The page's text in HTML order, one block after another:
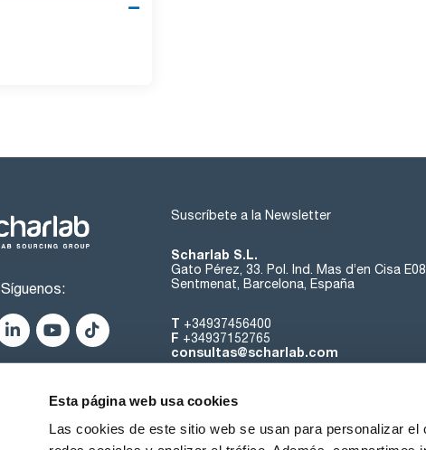
Esta página web usa cookies
Las cookies de este sitio web se usan para personalizar
Síguenos:
Suscríbete a la Newsletter
Scharlab S.L.
Gato Pérez, 33. Pol. Ind. Mas d’en Cisa
Sentmenat, Barcelona, España
T +34937456400
F +34937152765
consultas@scharlab.com